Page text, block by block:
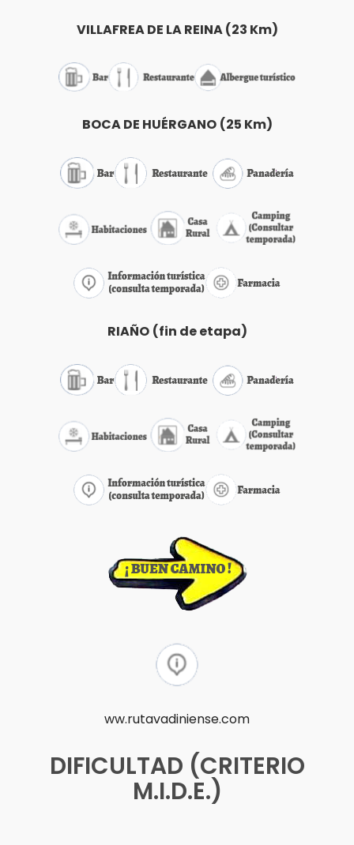
VILLAFREA DE LA REINA (23 Km)
BOCA DE HUÉRGANO (25 Km)
RIAÑO (fin de etapa)
ww.rutavadiniense.com
DIFICULTAD (CRITERIO
M.I.D.E.)